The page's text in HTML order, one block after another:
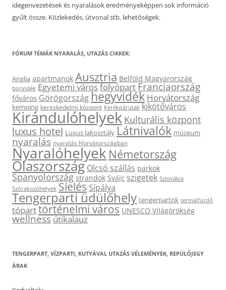
idegenvezetések és nyaralások eredményeképpen sok információ
gyűlt össze. Közlekedés, útvonal stb. lehetőségek.
FÓRUM TÉMÁK NYARALÁS, UTAZÁS CIKKEK:
Anglia apartmanok Ausztria Belföld Magyarország
borvidék Egyetemi városfolyópartFranciaország
főváros Görögországhegyvidék Horvátország
kemping kereskedelmi központ Kerékpárutak kikötőváros
Kirándulóhelyek Kulturális központ
luxus hotel Luxus lakosztály Látnivalók múzeum
nyaralás nyaralás Horvátországban
Nyaralóhelyek Németország
Olaszország Olcsó szállás parkok
Spanyolország strandok Svájc szigetek Szlovákia
Szórakozóhelyek Síelés Sípálya
Tengerparti üdülőhely tengerpartok termálfürdő
tóparttörténelmi város UNESCO Világörökség
wellnessútikalauz
TENGERPART, VÍZPARTI, KUTYÁVAL UTAZÁS VÉLEMÉNYEK, REPÜLŐJEGY
ÁRAK